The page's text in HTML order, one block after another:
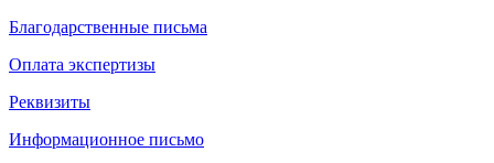
Благодарственные письма
Оплата экспертизы
Реквизиты
Информационное письмо